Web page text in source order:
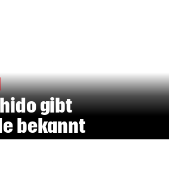
gibt
bekannt